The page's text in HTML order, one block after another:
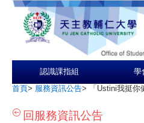
認識課指組 學
首頁> 服務資訊公告> 「Ustini我挺
回服務資訊公告